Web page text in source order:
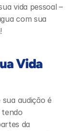
vida pessoal –
com sua
Vida
audição é
da